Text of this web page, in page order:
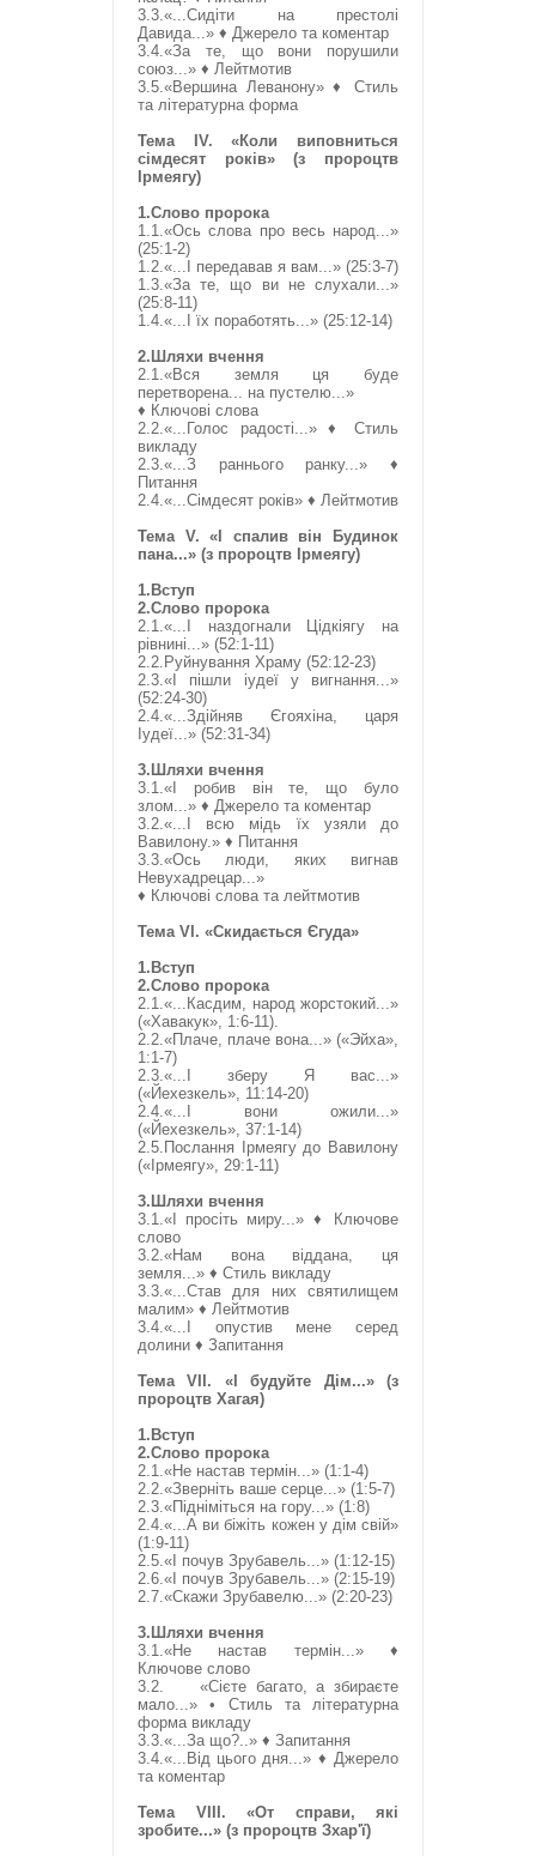
3.3.«...Сидіти на престолі
Давида...» ♦ Джерело та коментар
3.4.«За те, що вони порушили
союз...» ♦ Лейтмотив
3.5.«Вершина Леванону» ♦ Стиль
та літературна форма
Тема ІV. «Коли виповниться
сімдесят років» (з пророцтв
Ірмеягу)
1.Слово пророка
1.1.«Ось слова про весь народ...»
(25:1-2)
1.2.«...І передавав я вам...» (25:3-7)
1.3.«За те, що ви не слухали...»
(25:8-11)
1.4.«...І їх поработять...» (25:12-14)
2.Шляхи вчення
2.1.«Вся земля ця буде
перетворена... на пустелю...»
♦ Ключові слова
2.2.«...Голос радості...» ♦ Стиль
викладу
2.3.«...З раннього ранку...» ♦
Питання
2.4.«...Сімдесят років» ♦ Лейтмотив
Тема V. «І спалив він Будинок
пана...» (з пророцтв Ірмеягу)
1.Вступ
2.Слово пророка
2.1.«...І наздогнали Цідкіягу на
рівнині...» (52:1-11)
2.2.Руйнування Храму (52:12-23)
2.3.«І пішли іудеї у вигнання...»
(52:24-30)
2.4.«...Здійняв Єгояхіна, царя
Іудеї...» (52:31-34)
3.Шляхи вчення
3.1.«І робив він те, що було
злом...» ♦ Джерело та коментар
3.2.«...І всю мідь їх узяли до
Вавилону.» ♦ Питання
3.3.«Ось люди, яких вигнав
Невухадрецар...»
♦ Ключові слова та лейтмотив
Тема VI. «Скидається Єгуда»
1.Вступ
2.Слово пророка
2.1.«...Касдим, народ жорстокий...»
(«Хавакук», 1:6-11).
2.2.«Плаче, плаче вона...» («Эйха»,
1:1-7)
2.3.«...І зберу Я вас...»
(«Йехезкель», 11:14-20)
2.4.«...І вони ожили...»
(«Йехезкель», 37:1-14)
2.5.Послання Ірмеягу до Вавилону
(«Ірмеягу», 29:1-11)
3.Шляхи вчення
3.1.«І просіть миру...» ♦ Ключове
слово
3.2.«Нам вона віддана, ця
земля...» ♦ Стиль викладу
3.3.«...Став для них святилищем
малим» ♦ Лейтмотив
3.4.«...І опустив мене серед
долини ♦ Запитання
Тема VІІ. «І будуйте Дім...» (з
пророцтв Хагая)
1.Вступ
2.Слово пророка
2.1.«Не настав термін...» (1:1-4)
2.2.«Зверніть ваше серце...» (1:5-7)
2.3.«Підніміться на гору...» (1:8)
2.4.«...А ви біжіть кожен у дім свій»
(1:9-11)
2.5.«І почув Зрубавель...» (1:12-15)
2.6.«І почув Зрубавель...» (2:15-19)
2.7.«Скажи Зрубавелю...» (2:20-23)
3.Шляхи вчення
3.1.«Не настав термін...» ♦
Ключове слово
3.2. «Сієте багато, а збираєте
мало...» • Стиль та літературна
форма викладу
3.3.«...За що?..» ♦ Запитання
3.4.«...Від цього дня...» ♦ Джерело
та коментар
Тема VIII. «От справи, які
зробите...» (з пророцтв Зхар'ї)